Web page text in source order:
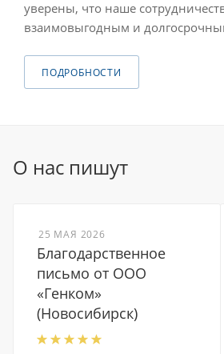
уверены, что наше
взаимовыгодным и
ПОДРОБНОСТИ
О нас пишут
25 МАЯ 2026
Благодарственное
письмо от ООО
«Генком»
(Новосибирск)